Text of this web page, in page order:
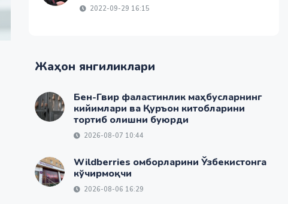
2022-09-29 16:15
Жаҳон янгиликлари
Бен-Гвир фаластинлик маҳбусларнинг
кийимлари ва Қуръон китобларини
тортиб олишни буюрди
2026-08-07 10:44
Wildberries омборларини Ўзбекистонга
кўчирмоқчи
2026-08-06 16:29